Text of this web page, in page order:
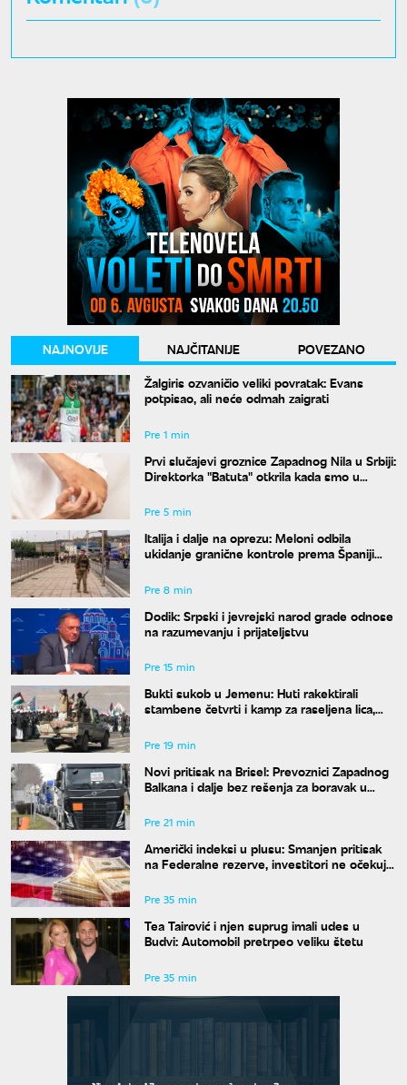
NAJNOVIJE NAJČITANIJE
POVEZANO
Žalgiris ozvaničio veliki povratak: Evans
potpisao, ali neće odmah zaigrati
Pre 1 min
Prvi slučajevi groznice Zapadnog Nila u Srbiji:
Direktorka "Batuta" otkrila kada smo u
Pre 5 min
Italija i dalje na oprezu: Meloni odbila
ukidanje granične kontrole prema Španiji
Pre 8 min
Dodik: Srpski i jevrejski narod grade odnose
na razumevanju i prijateljstvu
Pre 15 min
Bukti sukob u Jemenu: Huti rakektirali
stambene četvrti i kamp za raseljena lica,
Pre 19 min
Novi pritisak na Brisel: Prevoznici Zapadnog
Balkana i dalje bez rešenja za boravak u
Pre 21 min
Američki indeksi u plusu: Smanjen pritisak
na Federalne rezerve, investitori ne očekuju
Pre 35 min
Tea Tairović i njen suprug imali udes u
Budvi: Automobil pretrpeo veliku štetu
Pre 35 min